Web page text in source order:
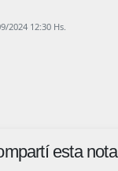
2024 12:30 Hs.
esta nota